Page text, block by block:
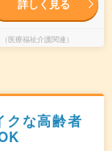
詳しく見る
療福祉介護関連）
クな高齢者